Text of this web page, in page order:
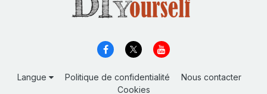
Langue Politique de confidentialité
Nous contacter
Cookies